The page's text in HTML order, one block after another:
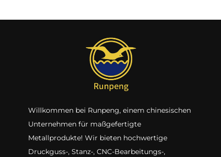
Willkommen bei Runpeng, einem chinesischen
Unternehmen für maßgefertigte
Metallprodukte! Wir bieten hochwertige
Druckguss-, Stanz-, CNC-Bearbeitungs-,